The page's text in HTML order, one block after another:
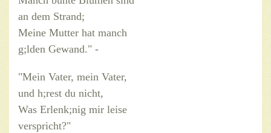
an dem Strand;
Meine Mutter hat manch
g;lden Gewand." -
"Mein Vater, mein Vater,
und h;rest du nicht,
Was Erlenk;nig mir leise
verspricht?"